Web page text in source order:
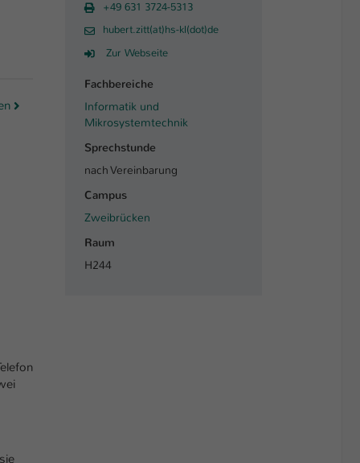
+49 631 3724-5313
hubert.zitt(at)hs-kl(dot)de
Zur Webseite
Fachbereiche
Informatik und
Mikrosystemtechnik
Sprechstunde
nach Vereinbarung
Campus
Zweibrücken
Raum
H244